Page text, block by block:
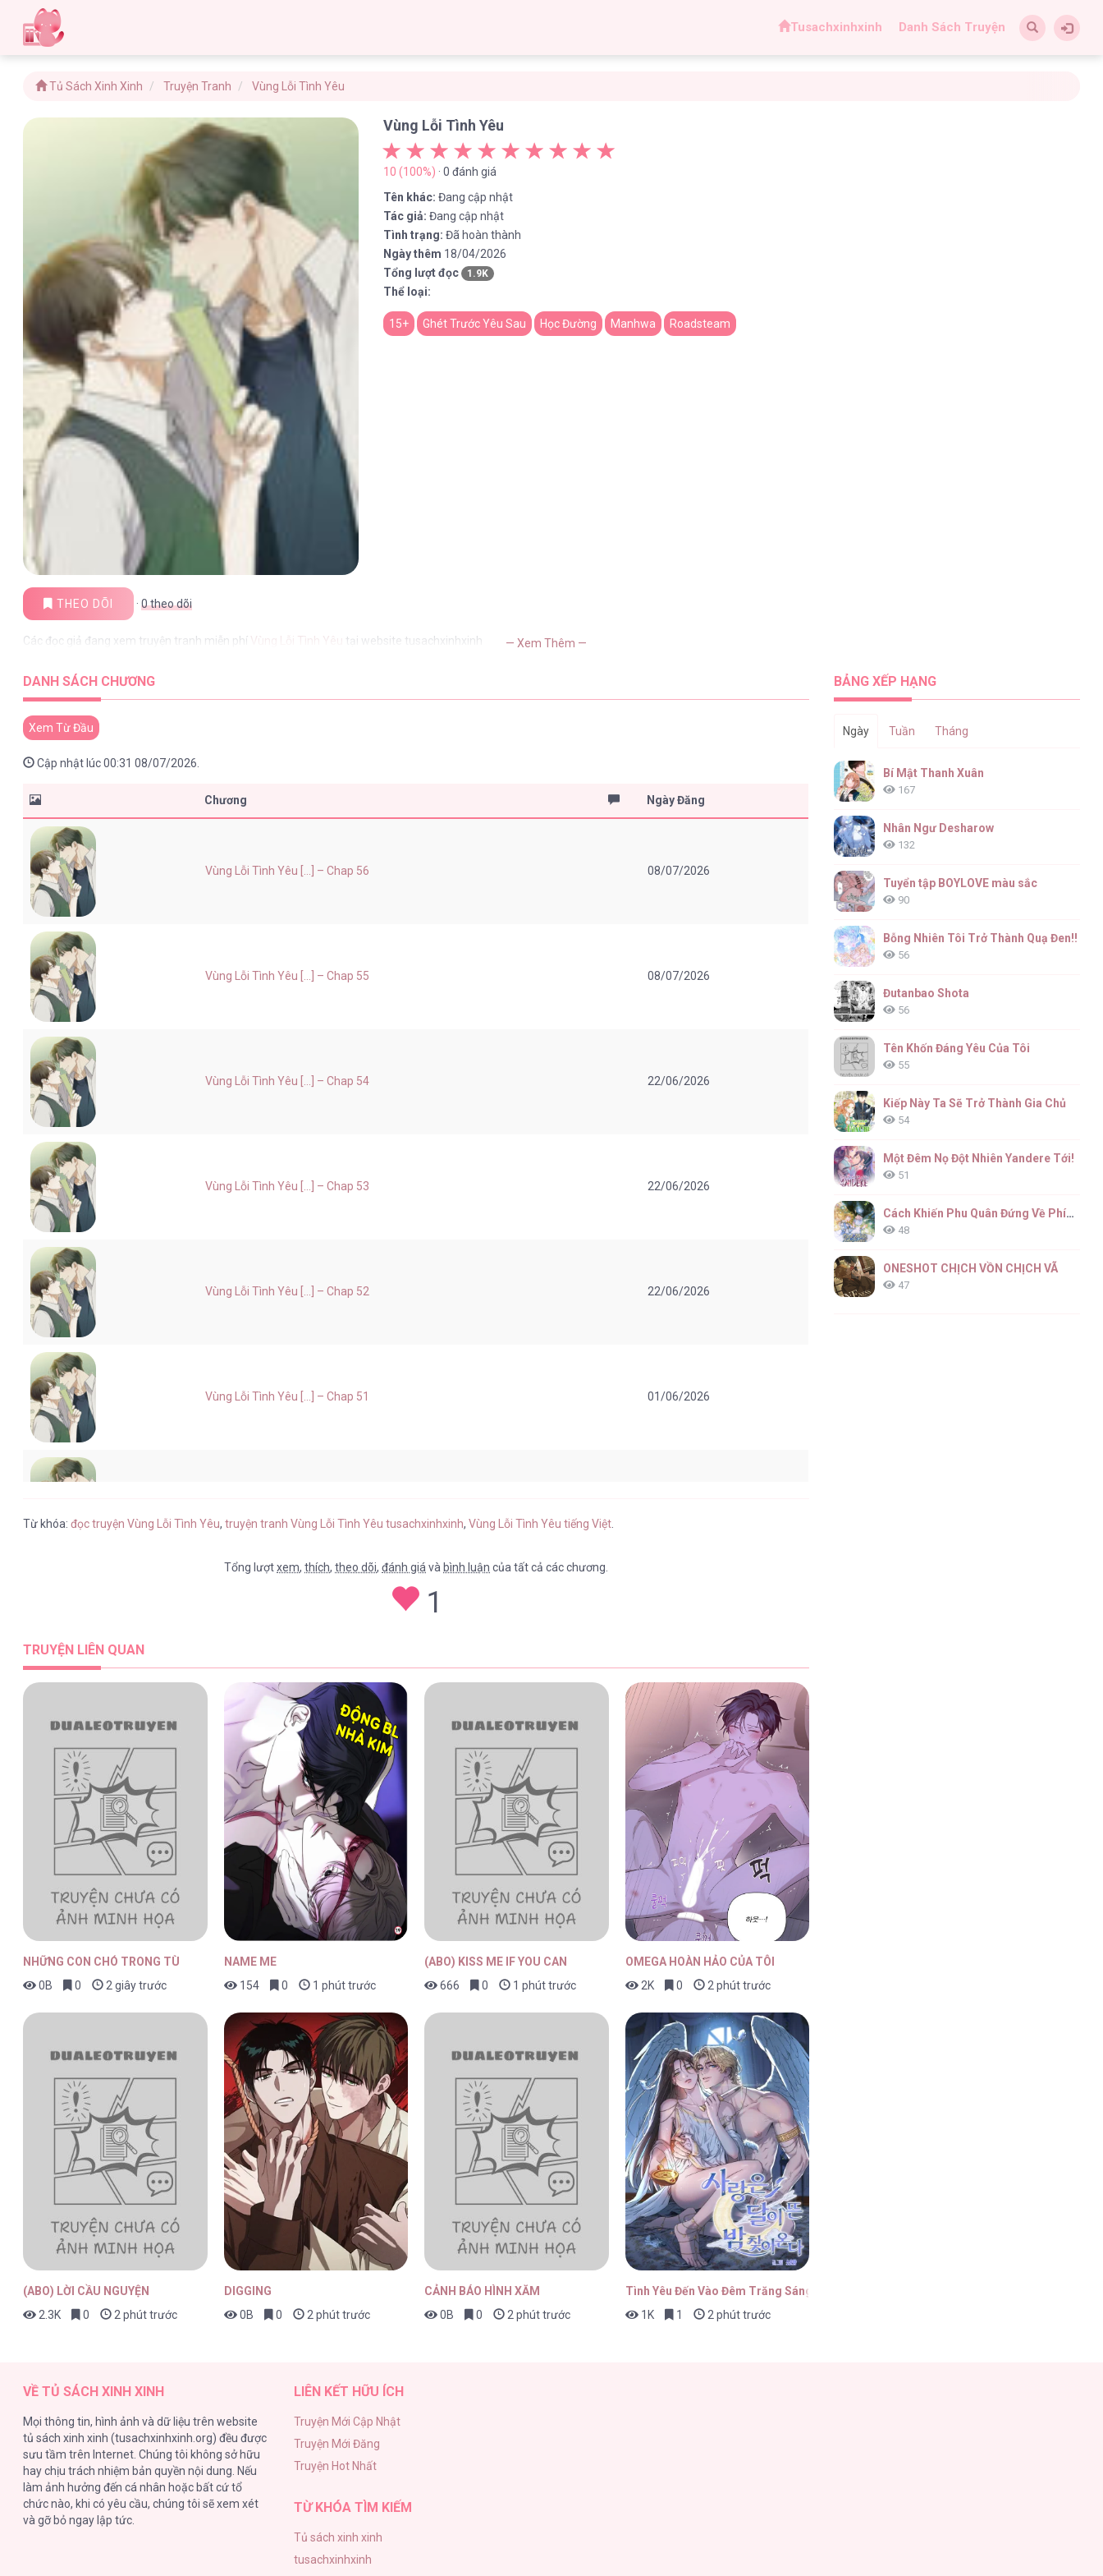
Tusachxinhxinh Danh Sách Truyện
Tủ Sách Xinh Xinh Truyện Tranh Vùng Lỗi Tình Yêu
Vùng Lỗi Tình Yêu
10 (100%) · 0 đánh giá
Tên khác: Đang cập nhật
Tác giả: Đang cập nhật
Tình trạng: Đã hoàn thành
Ngày thêm 18/04/2026
Tổng lượt đọc
1.9K
Thể loại:
15+ Ghét Trước Yêu Sau Học Đường Manhwa Roadsteam
THEO DÕI ·0theo dõi
Các đọc giả đang xem truyện tranh miễn phí Vùng Lỗi Tình Yêu tại website tusachxinhxinh — Xem Thêm —
DANH SÁCH CHƯƠNG
Xem Từ Đầu
Cập nhật lúc 00:31 08/07/2026.
Chương Ngày Đăng
Vùng Lỗi Tình Yêu [...] – Chap 56 08/07/2026
Vùng Lỗi Tình Yêu [...] – Chap 55 08/07/2026
Vùng Lỗi Tình Yêu [...] – Chap 54 22/06/2026
Vùng Lỗi Tình Yêu [...] – Chap 53 22/06/2026
Vùng Lỗi Tình Yêu [...] – Chap 52 22/06/2026
Vùng Lỗi Tình Yêu [...] – Chap 51 01/06/2026
Vùng Lỗi Tình Yêu [...] – Chap 48
Vùng Lỗi Tình Yêu [...] – Chap 47 02/05/2026
Vùng Lỗi Tình Yêu [...] – Chap 46 25/04/2026
Vùng Lỗi Tình Yêu [...] – Chap 45 18/04/2026
Vùng Lỗi Tình Yêu [...] – Chap 44 18/04/2026
Vùng Lỗi Tình Yêu [...] – Chap 43 18/04/2026
Vùng Lỗi Tình Yêu [...] – Chap 41
Vùng Lỗi Tình Yêu [...] – Chap 40
Từ khóa:đọc truyện Vùng Lỗi Tình Yêu,truyện tranh Vùng Lỗi Tình Yêu tusachxinhxinh,Vùng Lỗi Tình Yêu tiếng Việt.
Tổng lượtxem,thích,theo dõi,đánh giávà bình luận của tất cả các chương.
1
TRUYỆN LIÊN QUAN
NHỮNG CON CHÓ TRONG TÙ
0B
0 2 giây trước
NAME ME
154
0 1 phút trước
(ABO) KISS ME IF YOU CAN
666
0 1 phút trước
OMEGA HOÀN HẢO CỦA TÔI
2K
0 2 phút trước
(ABO) LỜI CẦU NGUYỆN
2.3K
0 2 phút trước
DIGGING
0B
0 2 phút trước
CẢNH BÁO HÌNH XĂM
0B
0 2 phút trước
Tình Yêu Đến Vào Đêm Trăng Sáng
1K
1 2 phút trước
BẢNG XẾP HẠNG
Ngày Tuần Tháng
Bí Mật Thanh Xuân
167
Nhân Ngư Desharow
132
Tuyển tập BOYLOVE màu sắc
90
Bỗng Nhiên Tôi Trở Thành Quạ Đen!!
56
Đutanbao Shota
56
Tên Khốn Đáng Yêu Của Tôi
55
Kiếp Này Ta Sẽ Trở Thành Gia Chủ
54
Một Đêm Nọ Đột Nhiên Yandere Tới!
51
Cách Khiến Phu Quân Đứng Về Phía Tôi
48
ONESHOT CHỊCH VỒN CHỊCH VÃ
47
VỀ TỦ SÁCH XINH XINH
Mọi thông tin, hình ảnh và dữ liệu trên website
tủ sách xinh xinh (tusachxinhxinh.org) đều được
sưu tầm trên Internet. Chúng tôi không sở hữu
hay chịu trách nhiệm bản quyền nội dung. Nếu
làm ảnh hưởng đến cá nhân hoặc bất cứ tổ
chức nào, khi có yêu cầu, chúng tôi sẽ xem xét
và gỡ bỏ ngay lập tức.
LIÊN KẾT HỮU ÍCH
Truyện Mới Cập Nhật
Truyện Mới Đăng
Truyện Hot Nhất
TỪ KHÓA TÌM KIẾM
Tủ sách xinh xinh
tusachxinhxinh